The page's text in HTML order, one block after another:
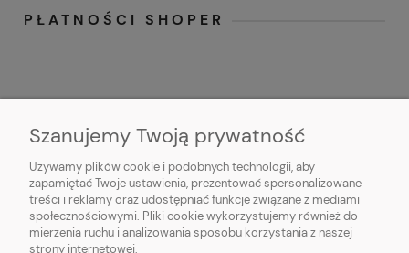
PŁATNOŚCI SHOPER
O NAS
OBSŁUGA KLIENTA
Szanujemy Twoją prywatność
Używamy plików cookie i podobnych technologii, aby
zapamiętać Twoje ustawienia, prezentować spersonalizowane
treści i reklamy oraz udostępniać funkcje związane z mediami
społecznościowymi. Pliki cookie wykorzystujemy również do
mierzenia ruchu i analizowania sposobu korzystania z naszej
strony internetowej.